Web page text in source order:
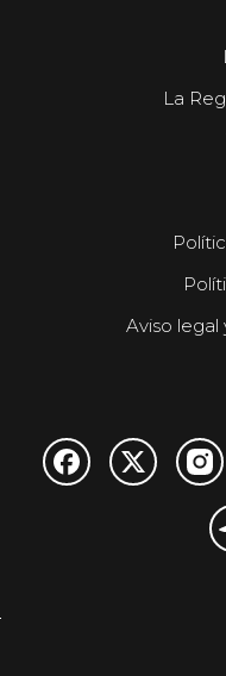
La
Aviso legal